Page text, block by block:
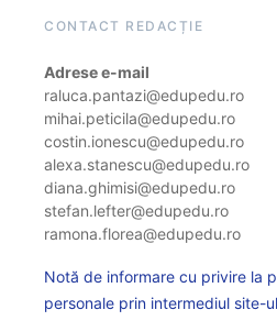
CONTACT REDACȚIE
Adrese e-mail
raluca.pantazi@edupedu.ro
mihai.peticila@edupedu.ro
costin.ionescu@edupedu.ro
alexa.stanescu@edupedu.ro
diana.ghimisi@edupedu.ro
stefan.lefter@edupedu.ro
ramona.florea@edupedu.ro
Notă de informare cu privire la
personale prin intermediul site-